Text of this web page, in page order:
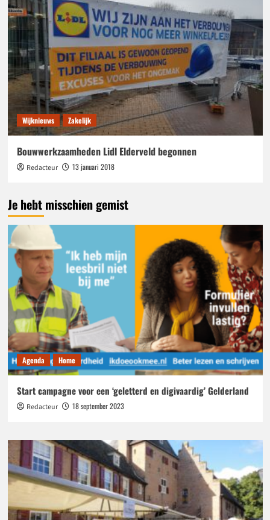
Wijknieuws Zakelijk
Bouwwerkzaamheden Lidl Elderveld begonnen
Redacteur 13 januari 2018
Je hebt misschien gemist
Agenda Home
Start campagne voor een ‘geletterd en digivaardig’ Gelderland
Redacteur 18 september 2023